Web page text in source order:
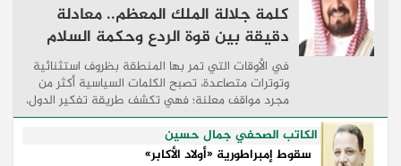
كلمة جلالة الملك المعظم.. معادلة
دقيقة بين قوة الردع وحكمة السلام
في الأوقات التي تمر بها المنطقة بظروف استثنائية
وتوترات متصاعدة، تصبح الكلمات السياسية أكثر من
مجرد مواقف معلنة؛ فهي تكشف طريقة تفكير الدول،
وكيفية إدارتها للأزمات، والحدود التي تفصل بين القوة
...
الكاتب الصحفي جمال حسين
سقوط إمبراطورية «أولاد الأكابر»